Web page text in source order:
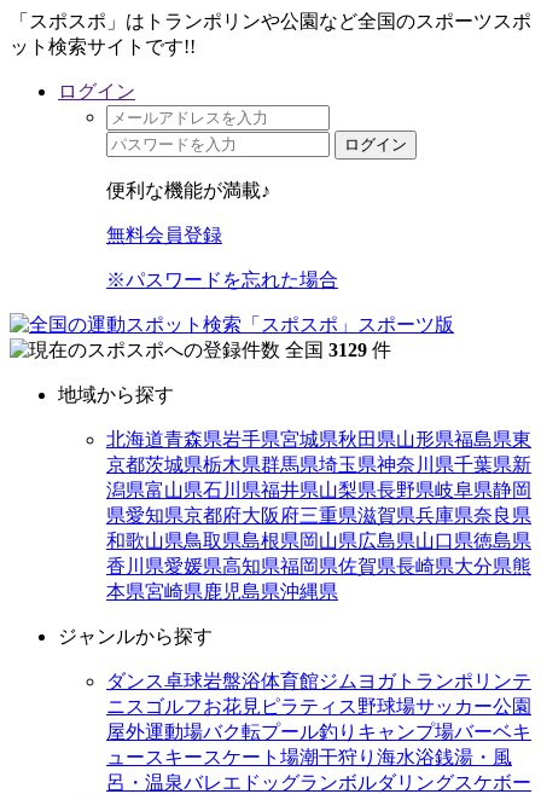
「スポスポ」はトランポリンや公園など全国のスポーツスポ
ット検索サイトです!!
ログイン
ログイン
便利な機能が満載♪
無料会員登録
※パスワードを忘れた場合
全国 3129 件
地域から探す
北海道青森県岩手県宮城県秋田県山形県福島県東
京都茨城県栃木県群馬県埼玉県神奈川県千葉県新
潟県富山県石川県福井県山梨県長野県岐阜県静岡
県愛知県京都府大阪府三重県滋賀県兵庫県奈良県
和歌山県鳥取県島根県岡山県広島県山口県徳島県
香川県愛媛県高知県福岡県佐賀県長崎県大分県熊
本県宮崎県鹿児島県沖縄県
ジャンルから探す
ダンス卓球岩盤浴体育館ジム ヨガトランポリンテ
ニス ゴルフお花見 ピラティス野球場サッカー公園
屋外運動場バク転プール釣り キャンプ場バーベキ
ュースキースケート場潮干狩り 海水浴銭湯・風
呂・温泉バレエ ドッグランボルダリングスケボー